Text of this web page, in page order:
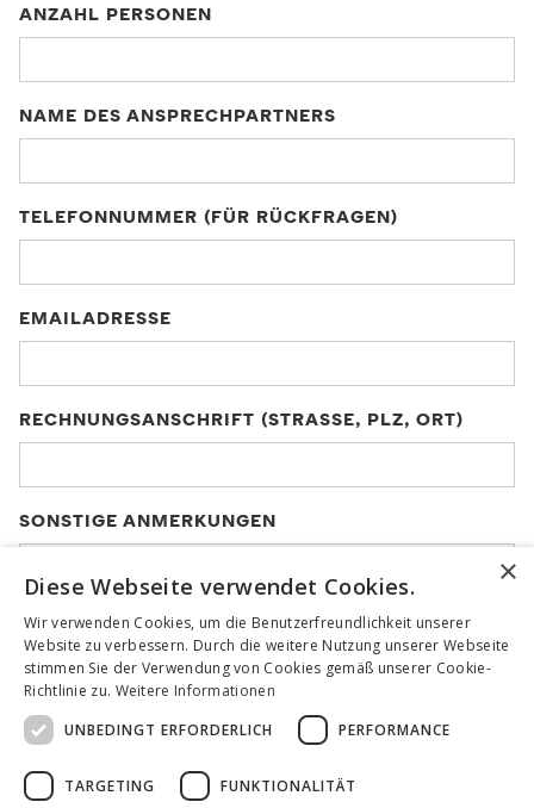
ANZAHL PERSONEN
NAME DES ANSPRECHPARTNERS
TELEFONNUMMER (FÜR RÜCKFRAGEN)
EMAILADRESSE
RECHNUNGSANSCHRIFT (STRASSE, PLZ, ORT)
SONSTIGE ANMERKUNGEN
Ich stimme der elektronischen Verarbeitung der
hiermit übermittelten Daten durch die
Kulturinitiative Gmünd gemäß der
×
Diese Webseite verwendet Cookies.
Wir verwenden Cookies, um die Benutzerfreundlichkeit unserer
Website zu verbessern. Durch die weitere Nutzung unserer Webseite
stimmen Sie der Verwendung von Cookies gemäß unserer Cookie-
Richtlinie zu. Weitere Informationen
UNBEDINGT ERFORDERLICH
PERFORMANCE
TARGETING FUNKTIONALITÄT